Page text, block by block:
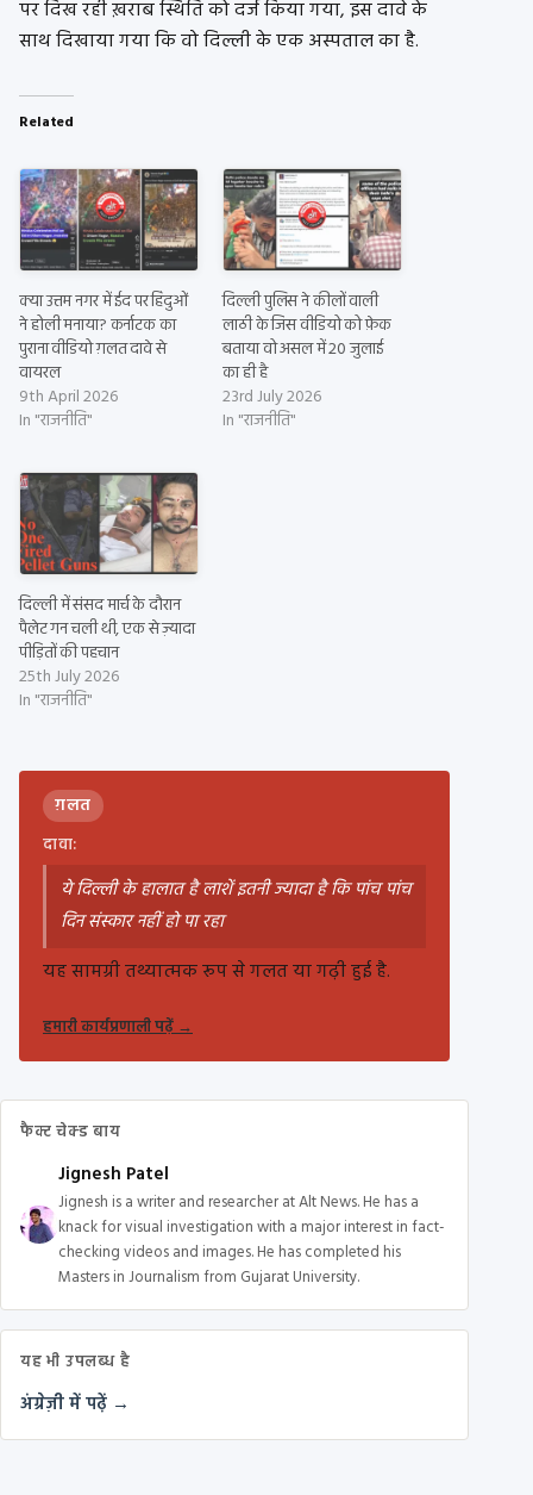
पर दिख रही ख़राब स्थिति को दर्ज किया गया, इस दावे के
साथ दिखाया गया कि वो दिल्ली के एक अस्पताल का है.
Related
क्या उत्तम नगर में ईद पर हिंदुओं
ने होली मनाया? कर्नाटक का
पुराना वीडियो ग़लत दावे से
वायरल
9th April 2026
In "राजनीति"
दिल्ली पुलिस ने कीलों वाली
लाठी के जिस वीडियो को फ़ेक
बताया वो असल में 20 जुलाई
का ही है
23rd July 2026
In "राजनीति"
दिल्ली में संसद मार्च के दौरान
पैलेट गन चली थी, एक से ज़्यादा
पीड़ितों की पहचान
25th July 2026
In "राजनीति"
ग़लत
दावा:
ये दिल्ली के हालात है लाशें इतनी ज्यादा है कि पांच पांच
दिन संस्कार नहीं हो पा रहा
यह सामग्री तथ्यात्मक रूप से गलत या गढ़ी हुई है.
हमारी कार्यप्रणाली पढ़ें→
फैक्ट चेक्ड बाय
Jignesh Patel
Jignesh is a writer and researcher at Alt News. He has a
knack for visual investigation with a major interest in fact-
checking videos and images. He has completed his
Masters in Journalism from Gujarat University.
यह भी उपलब्ध है
अंग्रेज़ी में पढ़ें →